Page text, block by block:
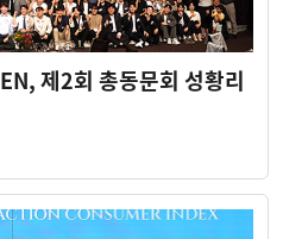
제2회 총동문회 성황리